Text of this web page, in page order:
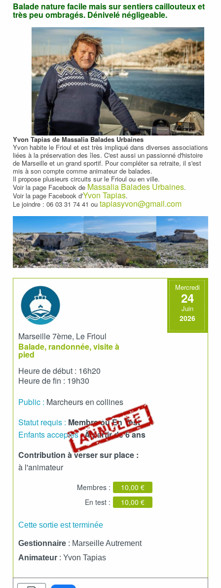
Balade nature facile mais sur sentiers caillouteux et
très peu ombragés. Dénivelé négligeable.
Yvon Tapias de Massalia Balades Urbaines
Yvon habite le Frioul et est très impliqué dans diverses associations
liées à la préservation des îles. C'est aussi un passionné d'histoire
de Marseille et un grand sportif. Pour compléter sa retraite, il s'est
mis à son compte comme animateur de balades.
Il propose plusieurs circuits sur le Frioul ou en ville.
Voir la page Facebook de Massalia Balades Urbaines.
Voir la page Facebook d'Yvon Tapias.
Le joindre : 06 03 31 74 41 ou tapiasyvon@gmail.com
Mercredi
24
Juin
2026
Marseille 7ème, Le Frioul
Balade, randonnée, visite à
pied
Heure de début : 16h20
Heure de fin : 19h30
Public : Marcheurs en collines
Statut requis : Membre ou En Test
Enfants acceptés :À partir de 6 ans
Contribution à verser sur place :
à l'animateur
Membres :
10,00 €
En test :
10,00 €
Cette sortie est terminée
Gestionnaire : Marseille Autrement
Animateur : Yvon Tapias